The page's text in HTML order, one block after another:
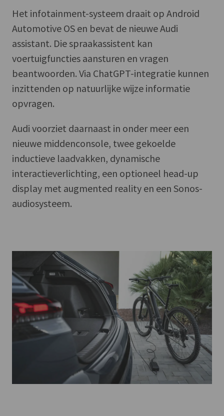
Het infotainment-systeem draait op Android
Automotive OS en bevat de nieuwe Audi
assistant. Die spraakassistent kan
voertuigfuncties aansturen en vragen
beantwoorden. Via ChatGPT-integratie kunnen
inzittenden op natuurlijke wijze informatie
opvragen.
Audi voorziet daarnaast in onder meer een
nieuwe middenconsole, twee gekoelde
inductieve laadvakken, dynamische
interactieverlichting, een optioneel head-up
display met augmented reality en een Sonos-
audiosysteem.